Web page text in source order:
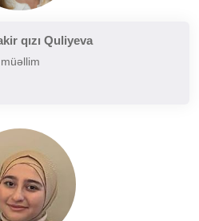
qızı Quliyeva
müəllim